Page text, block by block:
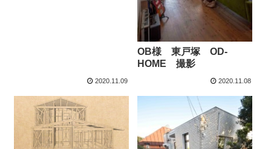
2020.11.09
OB様 東戸塚 OD-
HOME 撮影
2020.11.08